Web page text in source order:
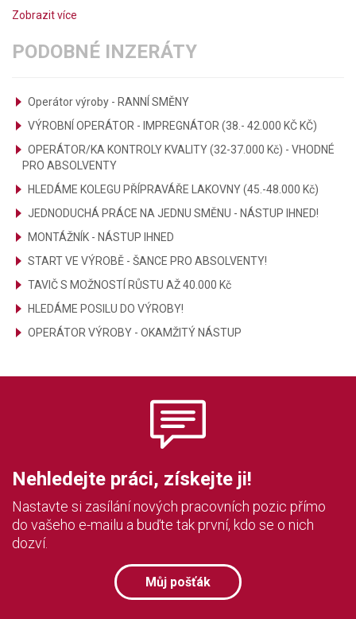
Zobrazit více
PODOBNÉ INZERÁTY
Operátor výroby - RANNÍ SMĚNY
VÝROBNÍ OPERÁTOR - IMPREGNÁTOR (38.- 42.000 KČ KČ)
OPERÁTOR/KA KONTROLY KVALITY (32-37.000 Kč) - VHODNÉ
PRO ABSOLVENTY
HLEDÁME KOLEGU PŘÍPRAVÁŘE LAKOVNY (45.-48.000 Kč)
JEDNODUCHÁ PRÁCE NA JEDNU SMĚNU - NÁSTUP IHNED!
MONTÁŽNÍK - NÁSTUP IHNED
START VE VÝROBĚ - ŠANCE PRO ABSOLVENTY!
TAVIČ S MOŽNOSTÍ RŮSTU AŽ 40.000 Kč
HLEDÁME POSILU DO VÝROBY!
OPERÁTOR VÝROBY - OKAMŽITÝ NÁSTUP
Nehledejte práci, získejte ji!
Nastavte si zasílání nových pracovních pozic přímo
do vašeho e-mailu a buďte tak první, kdo se o nich
dozví.
Můj pošťák